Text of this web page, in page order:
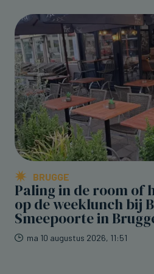
BRUGGE
Paling in de room of
op de weeklunch bij
Smeepoorte in
ma 10 augustus 2026, 11:51